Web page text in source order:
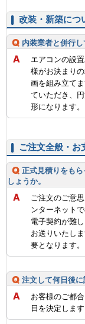
改装・新築につ
内装業者と併行し
エアコンの設
様がお決まり
画を組み立て
ていただき、
形になります。
ご注文全般・お
正式見積りをも
しょうか。
ご注文のご意
ンターネット
電子契約が難
お送りいたし
要となります。
注文して何日後に
お客様のご都
日を決定します